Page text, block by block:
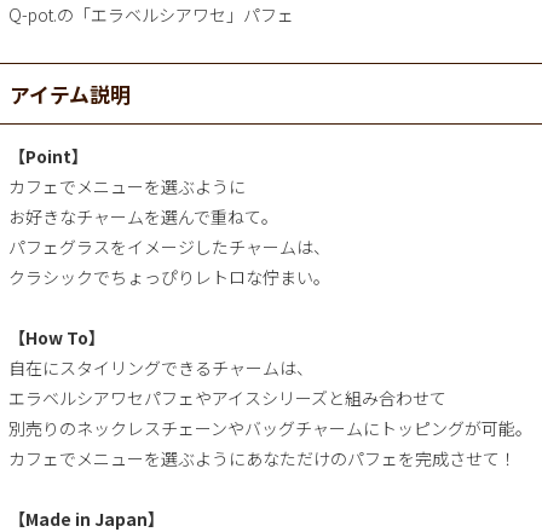
Q-pot.の「エラベルシアワセ」パフェ
アイテム説明
【Point】
カフェでメニューを選ぶように
お好きなチャームを選んで重ねて。
パフェグラスをイメージしたチャームは、
クラシックでちょっぴりレトロな佇まい。
【How To】
自在にスタイリングできるチャームは、
エラベルシアワセパフェやアイスシリーズと組み合わせて
別売りのネックレスチェーンやバッグチャームにトッピングが可能。
カフェでメニューを選ぶようにあなただけのパフェを完成させて！
【Made in Japan】